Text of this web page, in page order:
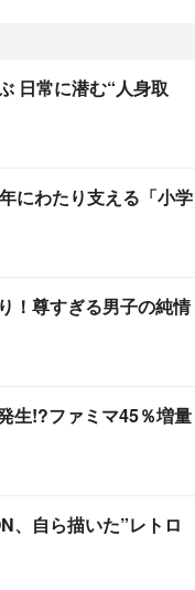
日常に潜む“人身取
にわたり支える「小学
！尊すぎる男子の純情
生!?ファミマ45％増量
自ら描いた”レトロ